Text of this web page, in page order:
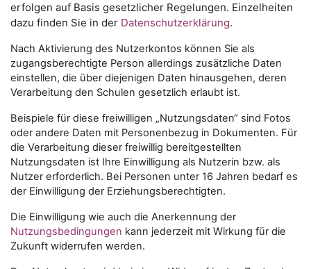
erfolgen auf Basis gesetzlicher Regelungen. Einzelheiten
dazu finden Sie in der Datenschutzerklärung.
Nach Aktivierung des Nutzerkontos können Sie als
zugangsberechtigte Person allerdings zusätzliche Daten
einstellen, die über diejenigen Daten hinausgehen, deren
Verarbeitung den Schulen gesetzlich erlaubt ist.
Beispiele für diese freiwilligen „Nutzungsdaten“ sind Fotos
oder andere Daten mit Personenbezug in Dokumenten. Für
die Verarbeitung dieser freiwillig bereitgestellten
Nutzungsdaten ist Ihre Einwilligung als Nutzerin bzw. als
Nutzer erforderlich. Bei Personen unter 16 Jahren bedarf es
der Einwilligung der Erziehungsberechtigten.
Die Einwilligung wie auch die Anerkennung der
Nutzungsbedingungen kann jederzeit mit Wirkung für die
Zukunft widerrufen werden.